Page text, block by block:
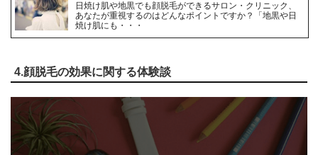
日焼け肌や地黒でも顔脱毛ができるサロン・クリニック、
あなたが重視するのはどんなポイントですか？「地黒や日
焼け肌にも・・・
4.顔脱毛の効果に関する体験談